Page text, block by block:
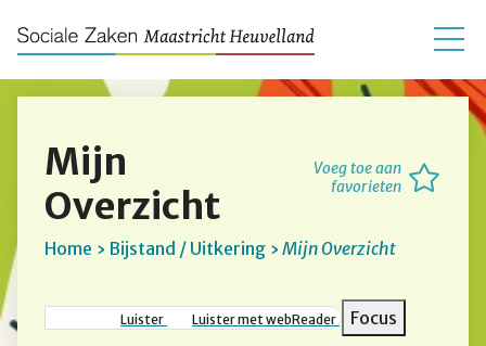
Voeg toe aan
favorieten
Mijn
Overzicht
Kruimelpad
Home Bijstand / Uitkering Mijn Overzicht
Luister Luister met webReader Focus